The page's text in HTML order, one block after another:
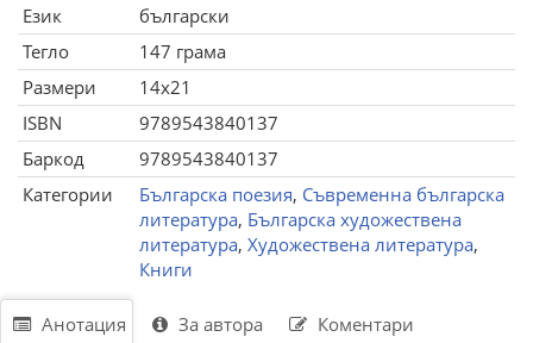
Език
български
Тегло
147 грама
Размери
14x21
ISBN
9789543840137
Баркод
9789543840137
Категории
Българска поезия, Съвременна българска
литература, Българска художествена
литература, Художествена литература,
Книги
Анотация За автора Коментари